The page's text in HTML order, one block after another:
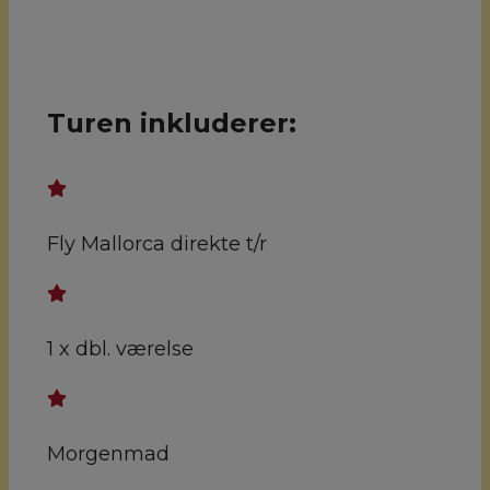
Turen inkluderer:
Fly Mallorca direkte t/r
1 x dbl. værelse
Morgenmad